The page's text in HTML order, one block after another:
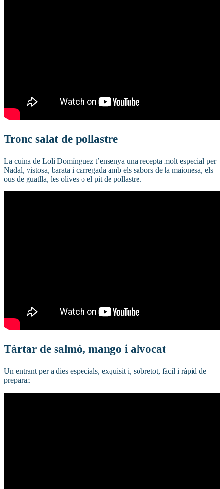
Tronc salat de pollastre
La cuina de Loli Domínguez t’ensenya una recepta molt especial per
Nadal, vistosa, barata i carregada amb els sabors de la maionesa, els
ous de guatlla, les olives o el pit de pollastre.
Tàrtar de salmó, mango i alvocat
Un entrant per a dies especials, exquisit i, sobretot, fàcil i ràpid de
preparar.